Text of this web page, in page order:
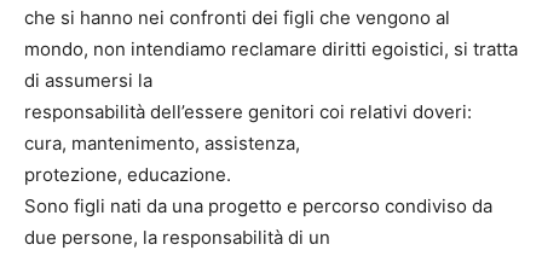
che si hanno nei confronti dei figli che vengono al
mondo, non intendiamo reclamare diritti egoistici, si tratta
di assumersi la
responsabilità dell’essere genitori coi relativi doveri:
cura, mantenimento, assistenza,
protezione, educazione.
Sono figli nati da una progetto e percorso condiviso da
due persone, la responsabilità di un